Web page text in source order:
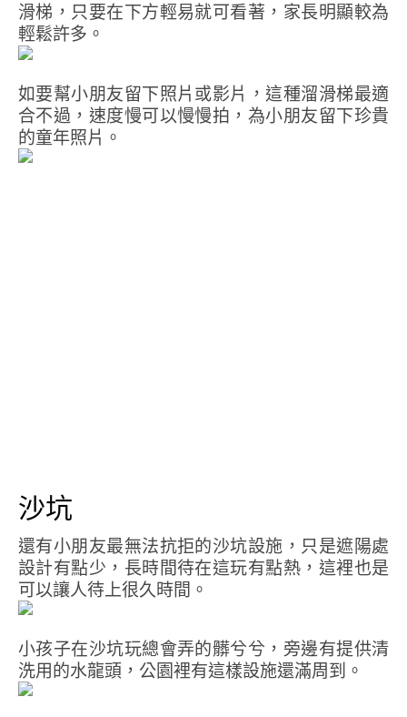
滑梯，只要在下方輕易就可看著，家長明顯較為
輕鬆許多。
如要幫小朋友留下照片或影片，這種溜滑梯最適
合不過，速度慢可以慢慢拍，為小朋友留下珍貴
的童年照片。
沙坑
還有小朋友最無法抗拒的沙坑設施，只是遮陽處
設計有點少，長時間待在這玩有點熱，這裡也是
可以讓人待上很久時間。
小孩子在沙坑玩總會弄的髒兮兮，旁邊有提供清
洗用的水龍頭，公園裡有這樣設施還滿周到。